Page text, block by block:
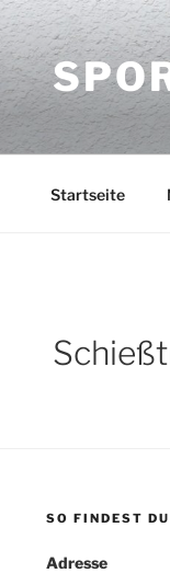
Zum
Inhalt
springen
Startseite
SO FINDEST
Adresse